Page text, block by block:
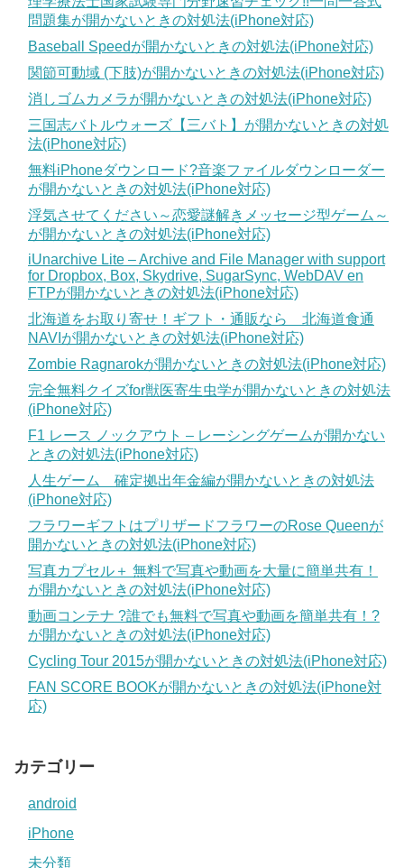
問題集が開かないときの対処法(iPhone対応)
Baseball Speedが開かないときの対処法(iPhone対応)
関節可動域 (下肢)が開かないときの対処法(iPhone対応)
消しゴムカメラが開かないときの対処法(iPhone対応)
三国志バトルウォーズ【三バト】が開かないときの対処
法(iPhone対応)
無料iPhoneダウンロード?音楽ファイルダウンローダー
が開かないときの対処法(iPhone対応)
浮気させてください～恋愛謎解きメッセージ型ゲーム～
が開かないときの対処法(iPhone対応)
iUnarchive Lite – Archive and File Manager with support
for Dropbox, Box, Skydrive, SugarSync, WebDAV en
FTPが開かないときの対処法(iPhone対応)
北海道をお取り寄せ！ギフト・通販なら 北海道食通
NAVIが開かないときの対処法(iPhone対応)
Zombie Ragnarokが開かないときの対処法(iPhone対応)
完全無料クイズfor獣医寄生虫学が開かないときの対処法
(iPhone対応)
F1 レース ノックアウト – レーシングゲームが開かない
ときの対処法(iPhone対応)
人生ゲーム 確定拠出年金編が開かないときの対処法
(iPhone対応)
フラワーギフトはプリザードフラワーのRose Queenが
開かないときの対処法(iPhone対応)
写真カプセル＋ 無料で写真や動画を大量に簡単共有！
が開かないときの対処法(iPhone対応)
動画コンテナ ?誰でも無料で写真や動画を簡単共有！?
が開かないときの対処法(iPhone対応)
Cycling Tour 2015が開かないときの対処法(iPhone対応)
FAN SCORE BOOKが開かないときの対処法(iPhone対
応)
カテゴリー
android
iPhone
未分類